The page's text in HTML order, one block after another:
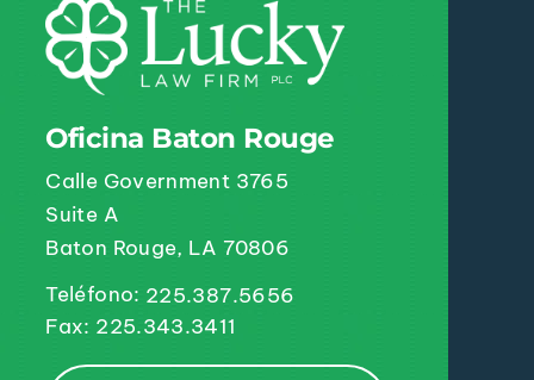
Oficina Baton Rouge
Calle Government 3765
Suite A
Baton Rouge, LA 70806
Teléfono: 225.387.5656
Fax: 225.343.3411